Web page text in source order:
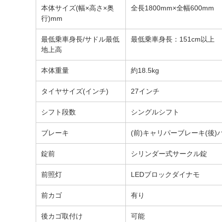
本体サイズ(幅×高さ×奥
行)mm
全長1800mm×全幅600mm
最低乗車身長/サドル最低
地上高
最低乗車身長：151cm以上
本体重量 約18.5kg
タイヤサイズ(インチ) 27インチ
シフト段数 シングルシフト
ブレーキ (前)キャリパーブレーキ(後)
錠前 シリンダー式サークル錠
前照灯 LEDブロックダイナモ
前カゴ 有り
後カゴ取付け 可能